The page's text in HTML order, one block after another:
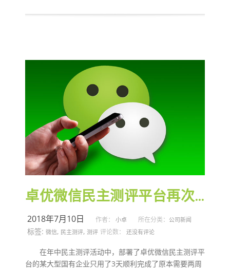
卓优微信民主测评平台再次得到好评
2018年7月10日 作者： 小卓 所在分类： 公司新闻
标签: 微信, 民主测评, 测评 评论数： 还没有评论
在年中民主测评活动中，部署了卓优微信民主测评平
台的某大型国有企业只用了3天顺利完成了原本需要两周